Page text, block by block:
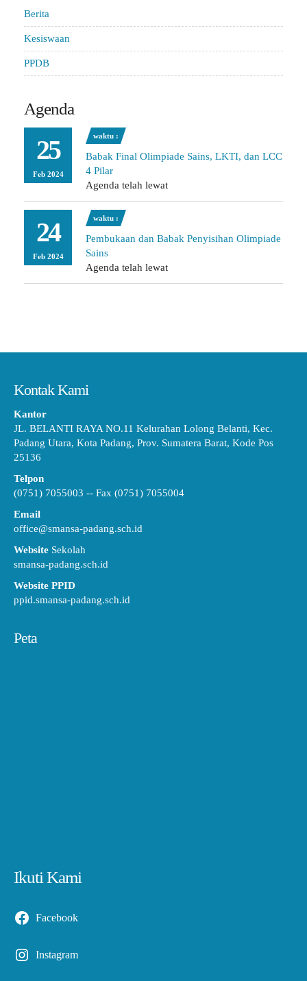
Berita
Kesiswaan
PPDB
Agenda
25
Feb 2024
waktu :
Babak Final Olimpiade Sains, LKTI, dan LCC
4 Pilar
Agenda telah lewat
24
Feb 2024
waktu :
Pembukaan dan Babak Penyisihan Olimpiade
Sains
Agenda telah lewat
Kontak Kami
Kantor
JL. BELANTI RAYA NO.11 Kelurahan Lolong Belanti, Kec.
Padang Utara, Kota Padang, Prov. Sumatera Barat, Kode Pos
25136
Telpon
(0751) 7055003 -- Fax (0751) 7055004
Email
office@smansa-padang.sch.id
Website Sekolah
smansa-padang.sch.id
Website PPID
ppid.smansa-padang.sch.id
Peta
Ikuti Kami
Facebook
Instagram